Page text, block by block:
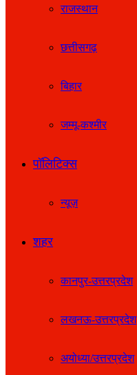
राजस्थान
छत्तीसगढ़
बिहार
जम्मू-कश्मीर
पॉलिटिक्स
न्यूज़
शहर
कानपुर-उत्तरप्रदेश
लखनऊ-उत्तरप्रदेश
अयोध्या/उत्तरप्रदेश